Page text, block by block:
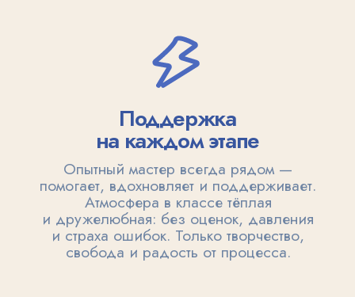
Через свободное рисование без оценок
и рамок ребёнок учится выражать эмоции,
фокусироваться на процессе, доводить дело
не только образное мышление,
но и уверенность в себе, что особенно важно
в начале школьного пути.
Такое рисование развивает не только образное
мышление, но и уверенность в себе — ту самую
опору, которая так важна в начале школьного